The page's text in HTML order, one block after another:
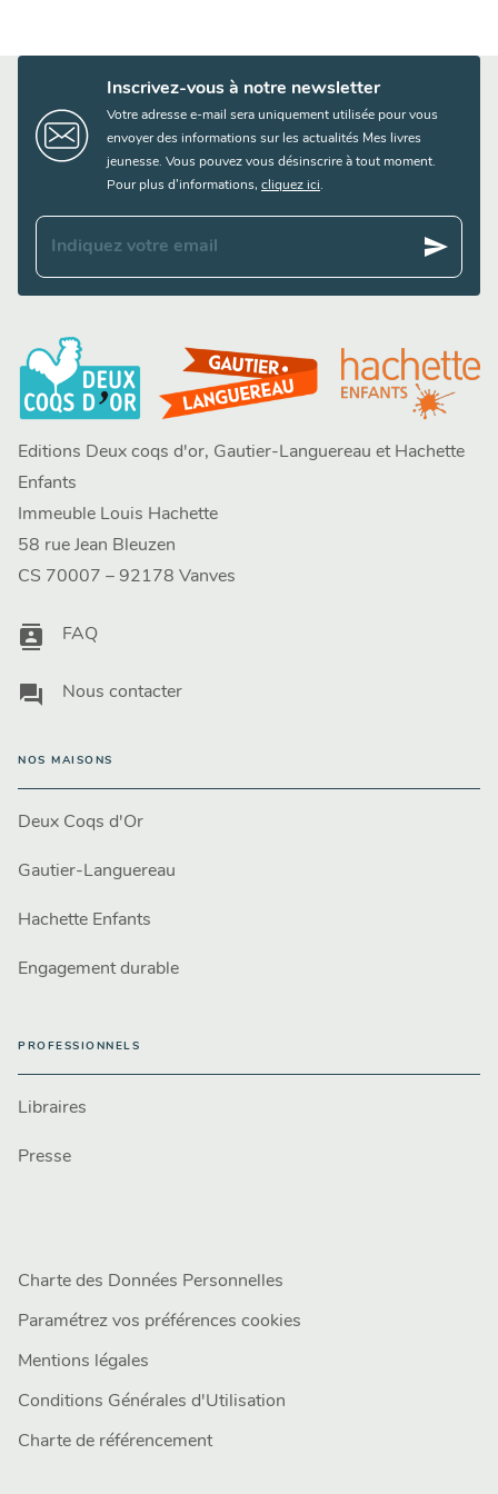
Inscrivez-vous à notre newsletter
Votre adresse e-mail sera uniquement utilisée pour vous
envoyer des informations sur les actualités Mes livres
jeunesse. Vous pouvez vous désinscrire à tout moment.
Pour plus d’informations, cliquez ici.
Indiquez votre email send
Editions Deux coqs d'or, Gautier-Languereau et Hachette
Enfants
Immeuble Louis Hachette
58 rue Jean Bleuzen
CS 70007 – 92178 Vanves
contacts FAQ
question_answer Nous contacter
NOS MAISONS
Deux Coqs d'Or
Gautier-Languereau
Hachette Enfants
Engagement durable
PROFESSIONNELS
Libraires
Presse
Charte des Données Personnelles
Paramétrez vos préférences cookies
Mentions légales
Conditions Générales d'Utilisation
Charte de référencement